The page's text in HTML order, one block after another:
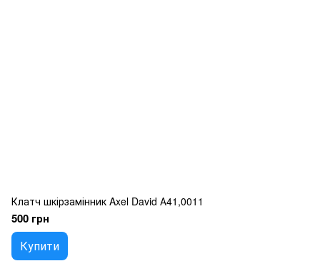
Клатч шкірзамінник Axel David А41,0011
500 грн
Купити